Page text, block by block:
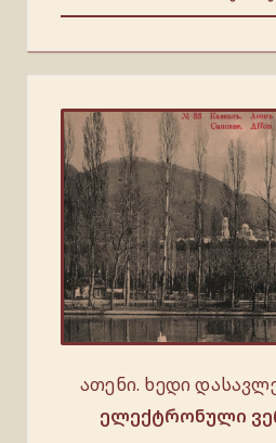
ათენი. ხედი
ელექტრონული